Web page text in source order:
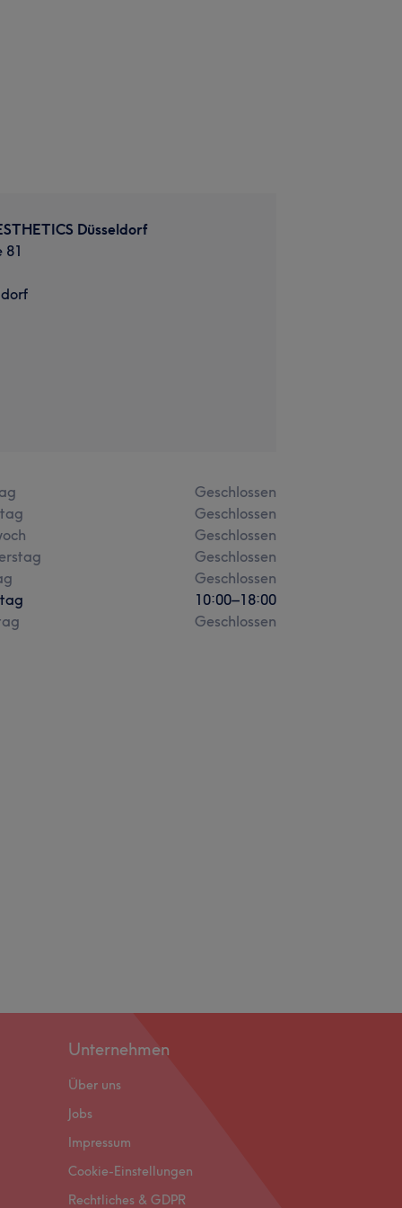
Düsseldorf
81
Geschlossen
Geschlossen
Geschlossen
Geschlossen
Geschlossen
10:00–18:00
Geschlossen
Unternehmen
Über uns
Jobs
Impressum
Cookie-Einstellungen
Rechtliches & GDPR